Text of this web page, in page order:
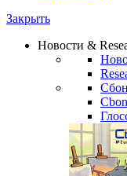
Закрыть
Новости &